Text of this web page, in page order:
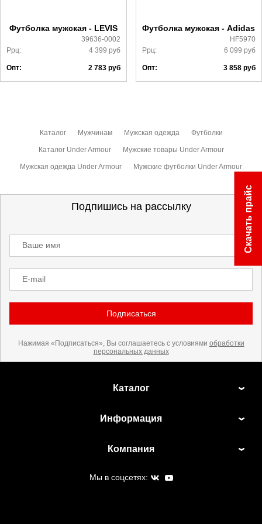
Футболка мужская - LEVIS
39636-0002
Ррц:
4 399 руб
Опт: 2 783руб
Футболка мужская - Adidas
HF5970
Ррц:
6 099 руб
Опт: 3 858 руб
Каталог Мужчинам Мужская одежда Футболки
Каталог Under Armour Мужские товары Under Armour
Мужская одежда Under Armour Мужские футболки Under Armour
Подпишись на рассылку
Ваше имя
E-mail
Подписаться
Нажимая «Подписаться», Вы соглашаетесь с условиями обработки
персональных данных
Каталог
Информация
Компания
Мы в соцсетях:
Скачать прайс